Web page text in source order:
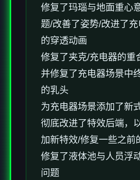
修复了玛瑙与地面重心
题/改善了姿势/改进了
的穿透动画
修复了夹克/充电器的重
并修复了充电器场景中
的乳头
为充电器场景添加了新
彻底改进了特效后端，
加新特效/修复一些之前
修复了液体池与人员浮
问题